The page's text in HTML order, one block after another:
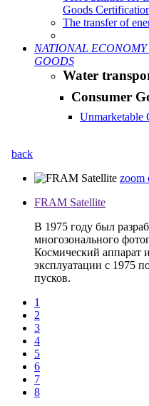
Goods
The transfer of
NATIONAL
GOODS
Water
Consumer
Unmarketable
back
zoom
FRAM Satellite
В 1975 году был
многозонального
Космический аппарат
эксплуатации с 1975
пусков.
1
2
3
4
5
6
7
8